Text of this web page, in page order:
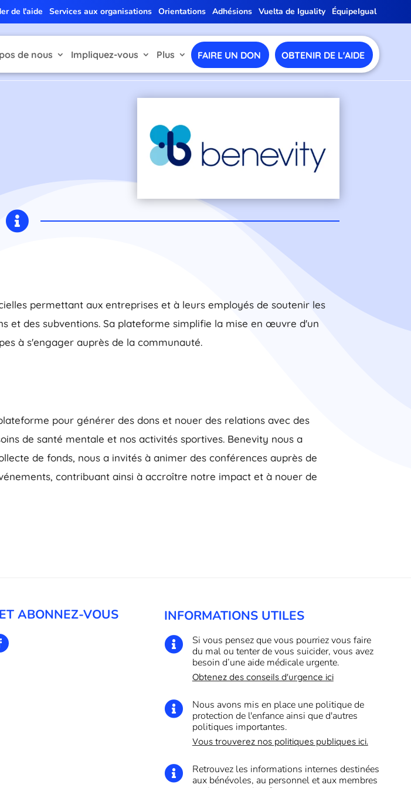
de l'aide Services aux organisations Orientations Adhésions Vuelta de Iguality ÉquipeIgual
de nous Impliquez-vous Plus FAIRE UN DON OBTENIR DE L'AIDE

permettant aux entreprises et à leurs employés de soutenir les
et des subventions. Sa plateforme simplifie la mise en œuvre d'un
à s'engager auprès de la communauté.
pour générer des dons et nouer des relations avec des
de santé mentale et nos activités sportives. Benevity nous a
de fonds, nous a invités à animer des conférences auprès de
contribuant ainsi à accroître notre impact et à nouer de
ABONNEZ-VOUS INFORMATIONS UTILES

Si vous pensez que vous pourriez vous faire
du mal ou tenter de vous suicider, vous avez
besoin d’une aide médicale urgente.
Obtenez des conseils d'urgence ici

Nous avons mis en place une politique de
protection de l'enfance ainsi que d'autres
politiques importantes.
Vous trouverez nos politiques publiques ici.

Retrouvez les informations internes destinées
aux bénévoles, au personnel et aux membres